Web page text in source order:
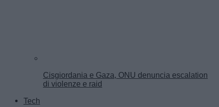
Cisgiordania e Gaza, ONU denuncia escalation
di violenze e raid
Tech